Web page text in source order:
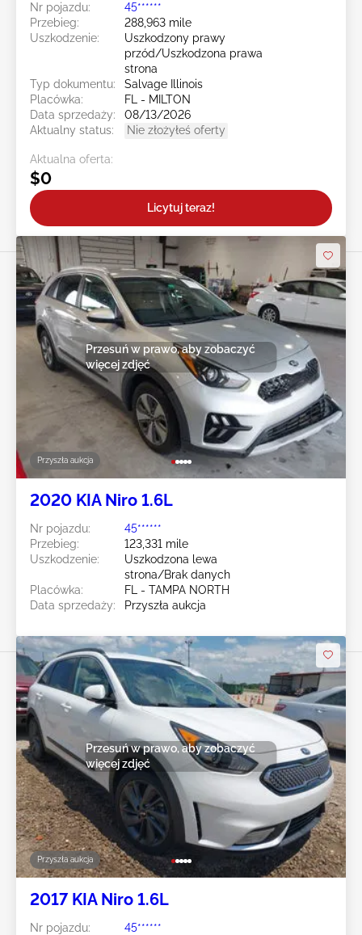
Nr pojazdu:
45******
Przebieg:
288,963 mile
Uszkodzenie:
Uszkodzony prawy
przód/Uszkodzona prawa
strona
Typ dokumentu:
Salvage Illinois
Placówka:
FL - MILTON
Data sprzedaży:
08/13/2026
Aktualny status:
Nie złożyłeś oferty
Aktualna oferta:
$0
Licytuj teraz!
Przyszła aukcja
Przesuń w prawo, aby zobaczyć
więcej zdjęć
2020 KIA Niro 1.6L
Nr pojazdu:
45******
Przebieg:
123,331 mile
Uszkodzenie:
Uszkodzona lewa
strona/Brak danych
Placówka:
FL - TAMPA NORTH
Data sprzedaży:
Przyszła aukcja
Przyszła aukcja
Przesuń w prawo, aby zobaczyć
więcej zdjęć
2017 KIA Niro 1.6L
Nr pojazdu:
45******